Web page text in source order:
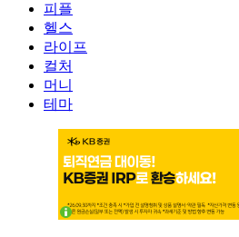
피플
헬스
라이프
컬처
머니
테마